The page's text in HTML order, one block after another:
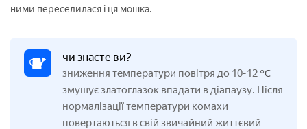
ними переселилася і ця мошка.
чи знаєте ви?
зниження температури повітря до 10-12 °С
змушує златоглазок впадати в діапаузу. Після
нормалізації температури комахи
повертаються в свій звичайний життєвий